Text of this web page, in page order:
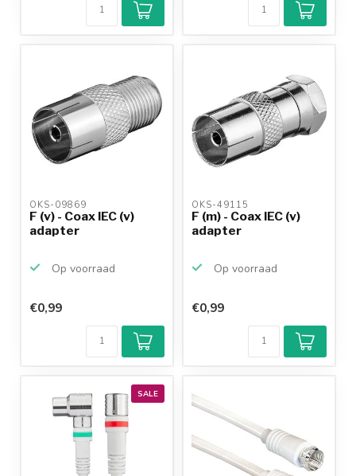
OKS-09869
F (v) - Coax IEC (v)
adapter
Op voorraad
€0,99
OKS-49115
F (m) - Coax IEC (v)
adapter
Op voorraad
€0,99
SALE